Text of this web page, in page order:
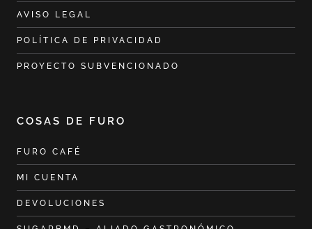
AVISO LEGAL
POLÍTICA DE PRIVACIDAD
PROYECTO SUBVENCIONADO
COSAS DE FURO
FURO CAFÉ
MI CUENTA
DEVOLUCIONES